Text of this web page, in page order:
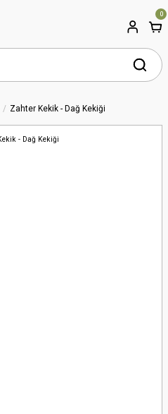
0
Zahter Kekik - Dağ Kekiği